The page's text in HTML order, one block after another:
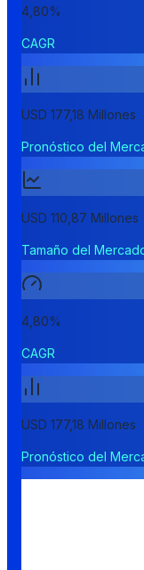
4,80%
CAGR
USD 177,18 Millones
Pronóstico del
USD 110,87 Millones
Tamaño del
4,80%
CAGR
USD 177,18 Millones
Pronóstico del